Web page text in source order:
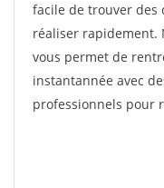
facile de trouver des
réaliser rapidement.
vous permet de
instantannée avec
professionnels pour